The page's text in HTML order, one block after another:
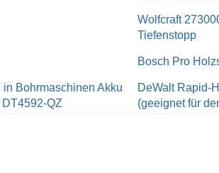
Wolfcraft
Tiefenstopp
Bosch Pro
DeWalt Rapid-
(geeignet für